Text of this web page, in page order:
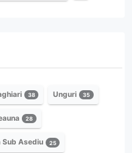
38 Unguri 35
28
Sub Asediu 25